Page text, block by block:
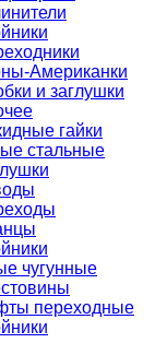
Американки
и заглушки
гайки
стальные
чугунные
переходные